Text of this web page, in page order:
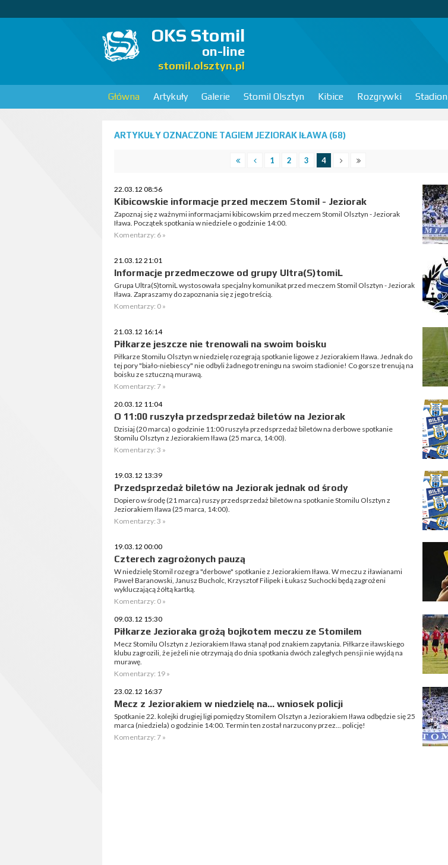
OKS Stomil
on-line
stomil.olsztyn.pl
Główna Artykuły Galerie Stomil Olsztyn Kibice Rozgrywki Stadion
ARTYKUŁY OZNACZONE TAGIEM JEZIORAK IŁAWA (68)
1 2 3 4
22.03.12 08:56
Kibicowskie informacje przed meczem Stomil - Jeziorak
Zapoznaj się z ważnymi informacjami kibicowskim przed meczem Stomil Olsztyn - Jeziorak
Iława. Początek spotkania w niedziele o godzinie 14:00.
Komentarzy: 6 »
21.03.12 21:01
Informacje przedmeczowe od grupy Ultra(S)tomiL
Grupa Ultra(S)tomiL wystosowała specjalny komunikat przed meczem Stomil Olsztyn - Jeziorak
Iława. Zapraszamy do zapoznania się z jego treścią.
Komentarzy: 0 »
21.03.12 16:14
Piłkarze jeszcze nie trenowali na swoim boisku
Piłkarze Stomilu Olsztyn w niedzielę rozegrają spotkanie ligowe z Jeziorakiem Iława. Jednak do
tej pory "biało-niebiescy" nie odbyli żadnego treningu na swoim stadionie! Co gorsze trenują na
boisku ze sztuczną murawą.
Komentarzy: 7 »
20.03.12 11:04
O 11:00 ruszyła przedsprzedaż biletów na Jeziorak
Dzisiaj (20 marca) o godzinie 11:00 ruszyła przedsprzedaż biletów na derbowe spotkanie
Stomilu Olsztyn z Jeziorakiem Iława (25 marca, 14:00).
Komentarzy: 3 »
19.03.12 13:39
Przedsprzedaż biletów na Jeziorak jednak od środy
Dopiero w środę (21 marca) ruszy przedsprzedaż biletów na spotkanie Stomilu Olsztyn z
Jeziorakiem Iława (25 marca, 14:00).
Komentarzy: 3 »
19.03.12 00:00
Czterech zagrożonych pauzą
W niedzielę Stomil rozegra "derbowe" spotkanie z Jeziorakiem Iława. W meczu z iławianami
Paweł Baranowski, Janusz Bucholc, Krzysztof Filipek i Łukasz Suchocki będą zagrożeni
wykluczającą żółtą kartką.
Komentarzy: 0 »
09.03.12 15:30
Piłkarze Jezioraka grożą bojkotem meczu ze Stomilem
Mecz Stomilu Olsztyn z Jeziorakiem Iława stanął pod znakiem zapytania. Piłkarze iławskiego
klubu zagrozili, że jeżeli nie otrzymają do dnia spotkania dwóch zaległych pensji nie wyjdą na
murawę.
Komentarzy: 19 »
23.02.12 16:37
Mecz z Jeziorakiem w niedzielę na... wniosek policji
Spotkanie 22. kolejki drugiej ligi pomiędzy Stomilem Olsztyn a Jeziorakiem Iława odbędzie się 25
marca (niedziela) o godzinie 14:00. Termin ten został narzucony przez... policję!
Komentarzy: 7 »